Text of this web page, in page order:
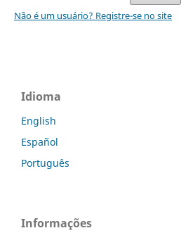
Não é um usuário? Registre-se no site
Idioma
English
Español
Português
Informações